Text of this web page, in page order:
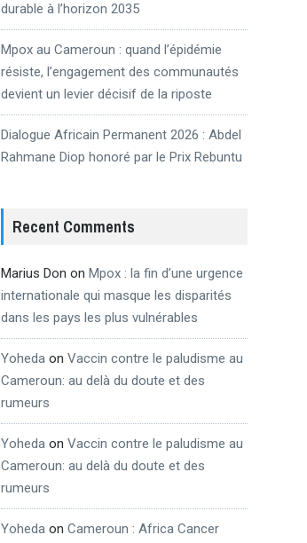
durable à l’horizon 2035
Mpox au Cameroun : quand l’épidémie
résiste, l’engagement des communautés
devient un levier décisif de la riposte
Dialogue Africain Permanent 2026 : Abdel
Rahmane Diop honoré par le Prix Rebuntu
Recent Comments
Marius Don on Mpox : la fin d’une urgence
internationale qui masque les disparités
dans les pays les plus vulnérables
Yoheda on Vaccin contre le paludisme au
Cameroun: au delà du doute et des
rumeurs
Yoheda on Vaccin contre le paludisme au
Cameroun: au delà du doute et des
rumeurs
Yoheda on Cameroun : Africa Cancer